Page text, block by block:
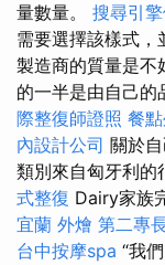
量數量。 搜尋引
需要選擇該樣式，
製造商的質量是不
的一半是由自己的
際整復師證照 餐
內設計公司 關於
類別來自匈牙利的
式整復 Dairy家族
宜蘭 外燴 第二專
台中按摩spa “我